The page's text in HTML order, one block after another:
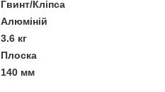
Гвинт/Кліпса
Алюміній
3.6 кг
Плоска
140 мм